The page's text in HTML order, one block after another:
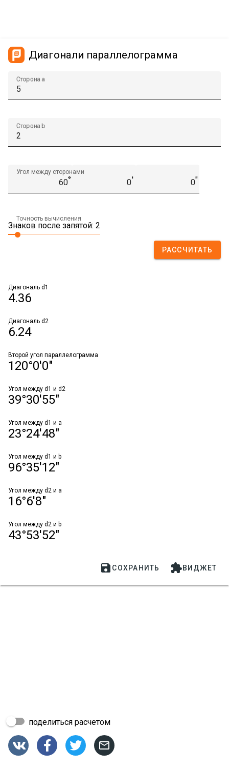
Диагонали параллелограмма
Сторона а
Сторона b
Угол между сторонами
° ′ ″
Точность вычисления
Знаков после запятой: 2
РАССЧИТАТЬ
Диагональ d1
4.36
Диагональ d2
6.24
Второй угол параллелограмма
120°0'0"
Угол между d1 и d2
39°30'55"
Угол между d1 и a
23°24'48"
Угол между d1 и b
96°35'12"
Угол между d2 и a
16°6'8"
Угол между d2 и b
43°53'52"
 СОХРАНИТЬ ВИДЖЕТ
поделиться расчетом
   